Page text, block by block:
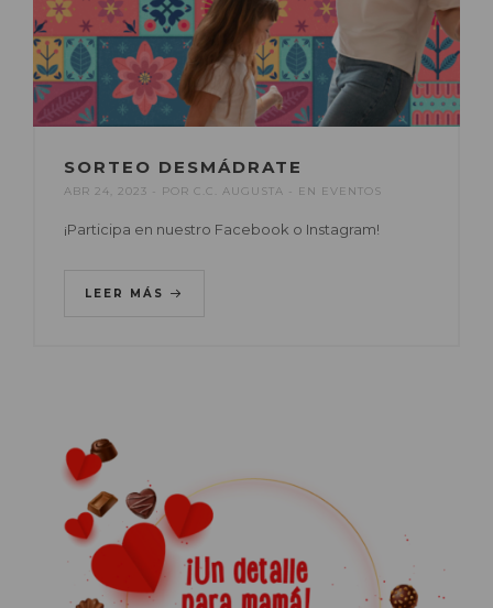
SORTEO DESMÁDRATE
ABR 24, 2023 POR C.C. AUGUSTA EN EVENTOS
¡Participa en nuestro Facebook o Instagram!
LEER MÁS